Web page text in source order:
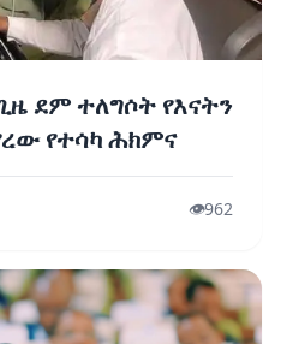
ደም ተለግሶት የእናትን
የተሳካ ሕክምና
👁️962